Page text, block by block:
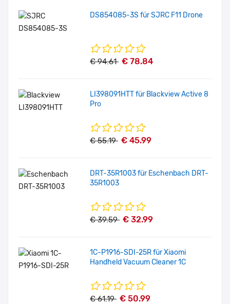
DS854085-3S für SJRC F11 Drone
€ 94.61 € 78.84
LI398091HTT für Blackview Active 8
Pro
€ 55.19 € 45.99
DRT-35R1003 für Eschenbach DRT-
35R1003
€ 39.59 € 32.99
1C-P1916-SDI-25R für Xiaomi
Handheld Vacuum Cleaner 1C
€ 61.19 € 50.99